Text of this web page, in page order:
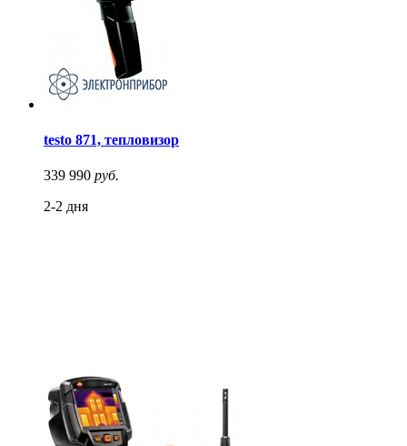
testo 871, тепловизор
339 990 руб.
2-2 дня